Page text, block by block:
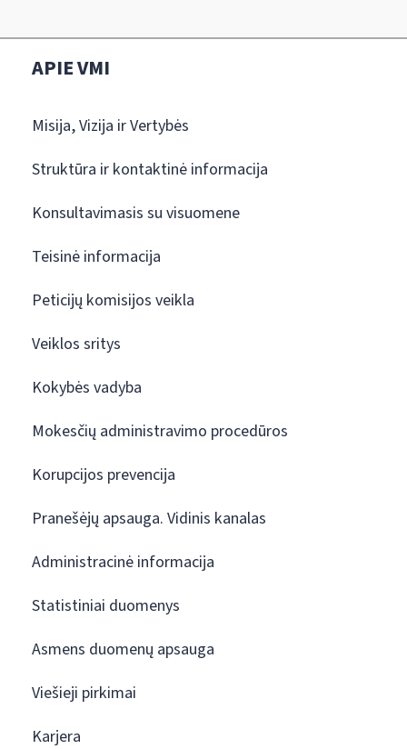
APIE VMI
Misija, Vizija ir Vertybės
Struktūra ir kontaktinė informacija
Konsultavimasis su visuomene
Teisinė informacija
Peticijų komisijos veikla
Veiklos sritys
Kokybės vadyba
Mokesčių administravimo procedūros
Korupcijos prevencija
Pranešėjų apsauga. Vidinis kanalas
Administracinė informacija
Statistiniai duomenys
Asmens duomenų apsauga
Viešieji pirkimai
Karjera